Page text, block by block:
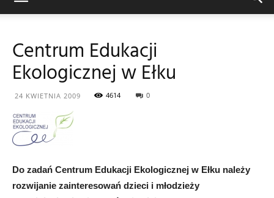
ekologiczna
Centrum Edukacji
Ekologicznej w Ełku
24 KWIETNIA 2009 4614 0
Do zadań Centrum Edukacji Ekologicznej w Ełku należy
rozwijanie zainteresowań dzieci i młodzieży